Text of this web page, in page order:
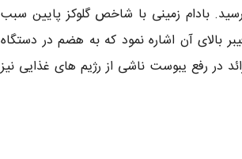
بادام زمینی با شاخص گلوکز پایین سبب
بالای آن اشاره نمود که به هضم در دستگاه
در رفع یبوست ناشی از رژیم های غذایی نیز